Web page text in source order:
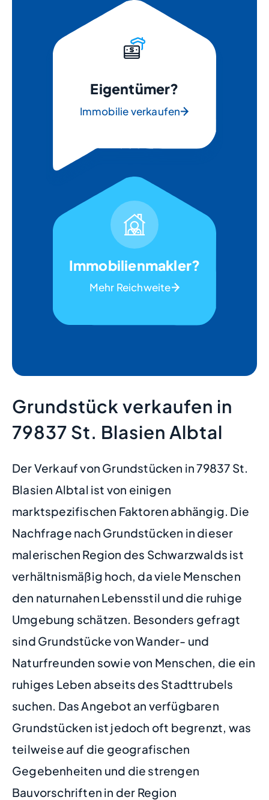
Eigentümer?
Immobilie verkaufen
Immobilienmakler?
Mehr Reichweite
Grundstück verkaufen in
79837 St. Blasien Albtal
Der Verkauf von Grundstücken in 79837 St.
Blasien Albtal ist von einigen
marktspezifischen Faktoren abhängig. Die
Nachfrage nach Grundstücken in dieser
malerischen Region des Schwarzwalds ist
verhältnismäßig hoch, da viele Menschen
den naturnahen Lebensstil und die ruhige
Umgebung schätzen. Besonders gefragt
sind Grundstücke von Wander- und
Naturfreunden sowie von Menschen, die ein
ruhiges Leben abseits des Stadttrubels
suchen. Das Angebot an verfügbaren
Grundstücken ist jedoch oft begrenzt, was
teilweise auf die geografischen
Gegebenheiten und die strengen
Bauvorschriften in der Region